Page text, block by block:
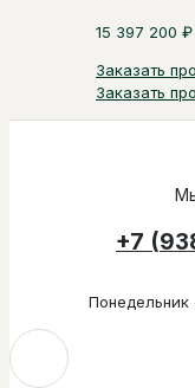
15 397 200 ₽
Заказать
Заказать
+7
Понедельник